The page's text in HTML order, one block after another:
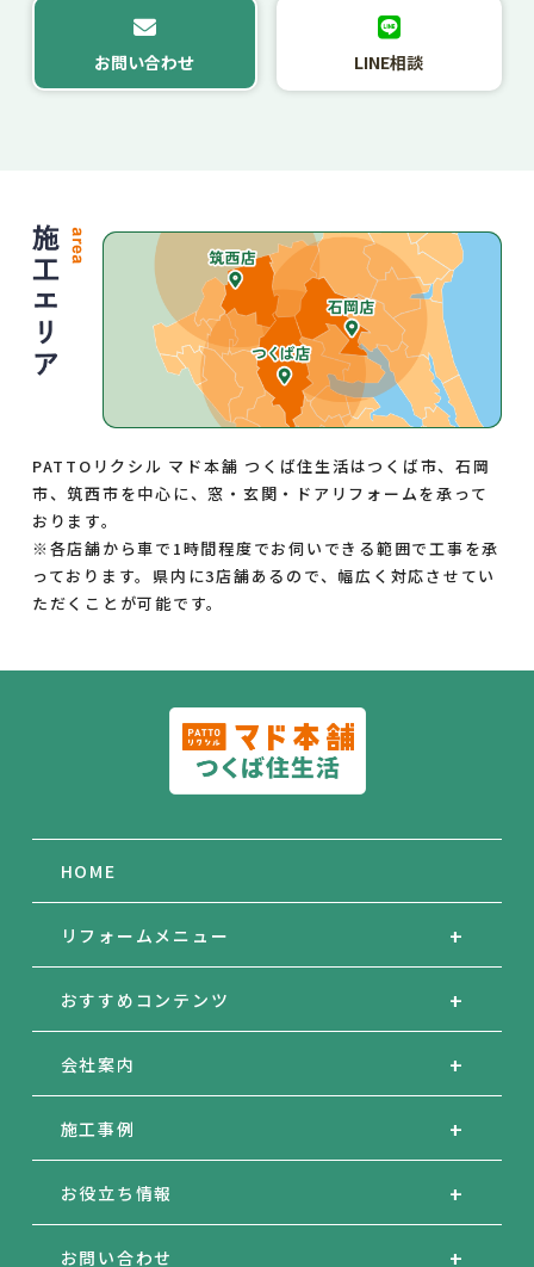
お問い合わせ LINE相談
PATTOリクシル マド本舗 つくば住生活はつくば市、石岡
市、筑西市を中心に、窓・玄関・ドアリフォームを承って
おります。
※各店舗から車で1時間程度でお伺いできる範囲で工事を承
っております。県内に3店舗あるので、幅広く対応させてい
ただくことが可能です。
HOME
リフォームメニュー
おすすめコンテンツ
会社案内
施工事例
お役立ち情報
お問い合わせ